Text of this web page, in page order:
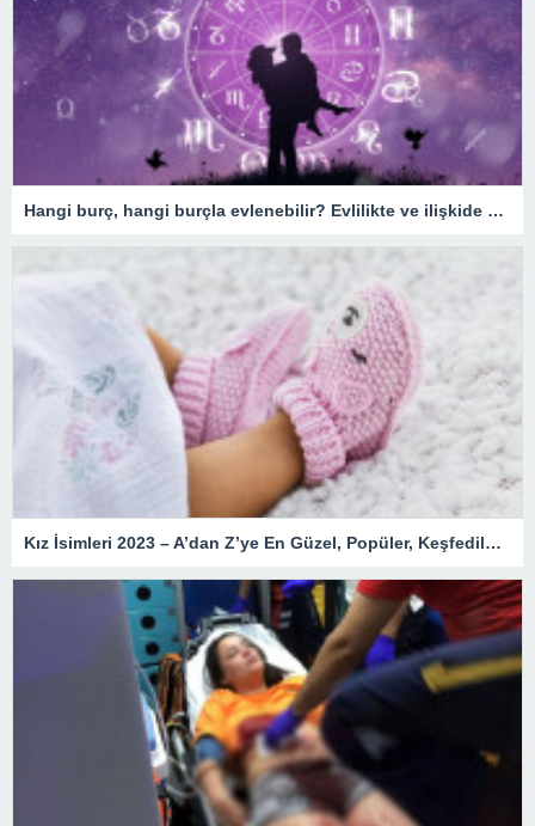
Hangi burç, hangi burçla evlenebilir? Evlilikte ve ilişkide burç uyumu
Kız İsimleri 2023 – A’dan Z’ye En Güzel, Popüler, Keşfedilmemiş, Nadir, Yeni, Değişik, Kozmik, Enteresan, Kız Çocuk İsimleri ve Anlamları